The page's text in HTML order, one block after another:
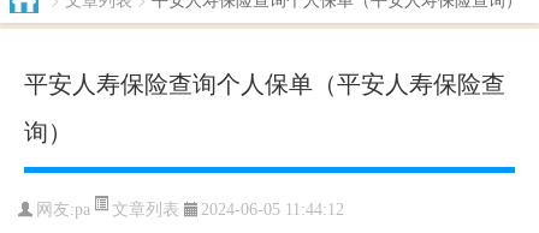
平安人寿保险查询个人保单（平安人寿保险查
询）
网友:pa 文章列表 2024-06-05 11:44:12